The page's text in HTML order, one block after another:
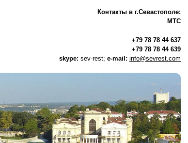
Контакты в г.Севастополе:
МТС
+79 78 78 44 637
+79 78 78 44 639
skype: sev-rest; e-mail: info@sevrest.com